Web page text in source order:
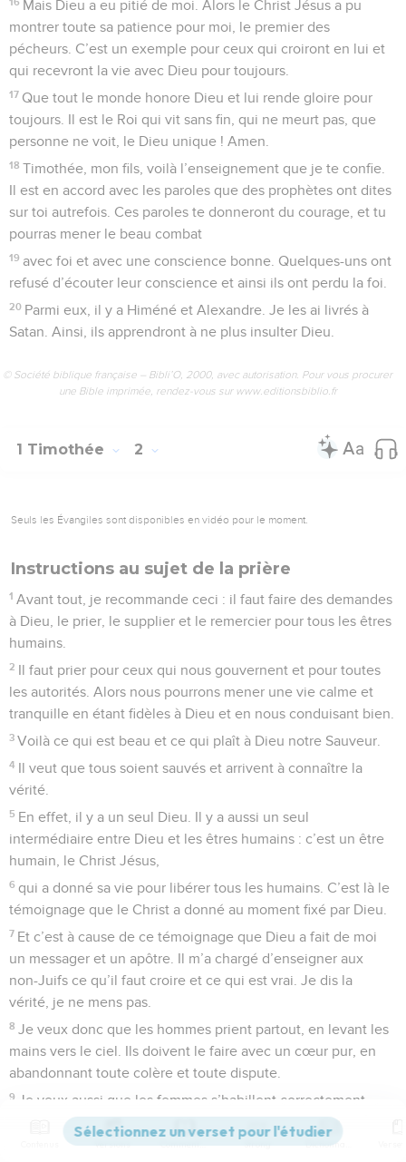
Mais Dieu a eu pitié de moi. Alors le Christ Jésus a pu
montrer toute sa patience pour moi, le premier des
pécheurs. C’est un exemple pour ceux qui croiront en lui et
qui recevront la vie avec Dieu pour toujours.
17 Que tout le monde honore Dieu et lui rende gloire pour
toujours. Il est le Roi qui vit sans fin, qui ne meurt pas, que
personne ne voit, le Dieu unique ! Amen.
18 Timothée, mon fils, voilà l’enseignement que je te confie.
Il est en accord avec les paroles que des prophètes ont dites
sur toi autrefois. Ces paroles te donneront du courage, et tu
pourras mener le beau combat
19 avec foi et avec une conscience bonne. Quelques-uns ont
refusé d’écouter leur conscience et ainsi ils ont perdu la foi.
20 Parmi eux, il y a Himéné et Alexandre. Je les ai livrés à
Satan. Ainsi, ils apprendront à ne plus insulter Dieu.
© Société biblique française – Bibli’O, 2000, avec autorisation. Pour vous procurer
une Bible imprimée, rendez-vous sur www.editionsbiblio.fr
1 Timothée 2
Seuls les Évangiles sont disponibles en vidéo pour le moment.
Instructions au sujet de la prière
1 Avant tout, je recommande ceci : il faut faire des demandes
à Dieu, le prier, le supplier et le remercier pour tous les êtres
humains.
2 Il faut prier pour ceux qui nous gouvernent et pour toutes
les autorités. Alors nous pourrons mener une vie calme et
tranquille en étant fidèles à Dieu et en nous conduisant bien.
3 Voilà ce qui est beau et ce qui plaît à Dieu notre Sauveur.
4 Il veut que tous soient sauvés et arrivent à connaître la
vérité.
5 En effet, il y a un seul Dieu. Il y a aussi un seul
intermédiaire entre Dieu et les êtres humains : c’est un être
humain, le Christ Jésus,
6 qui a donné sa vie pour libérer tous les humains. C’est là le
témoignage que le Christ a donné au moment fixé par Dieu.
7 Et c’est à cause de ce témoignage que Dieu a fait de moi
un messager et un apôtre. Il m’a chargé d’enseigner aux
non-Juifs ce qu’il faut croire et ce qui est vrai. Je dis la
vérité, je ne mens pas.
8 Je veux donc que les hommes prient partout, en levant les
mains vers le ciel. Ils doivent le faire avec un cœur pur, en
abandonnant toute colère et toute dispute.
9
Je veux aussi que les femmes s’habillent correctement.
Elles doivent avoir une tenue digne et simple, sans coiffure
compliquée. Elles ne doivent pas porter de bijoux en or, ni
Versions Commentaires Strong